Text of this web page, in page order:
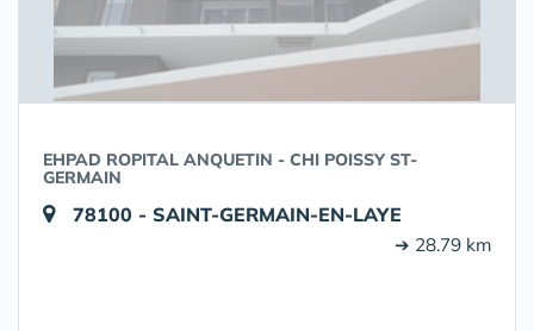
EHPAD ROPITAL ANQUETIN - CHI POISSY ST-
GERMAIN
78100 - SAINT-GERMAIN-EN-LAYE
➔ 28.79 km